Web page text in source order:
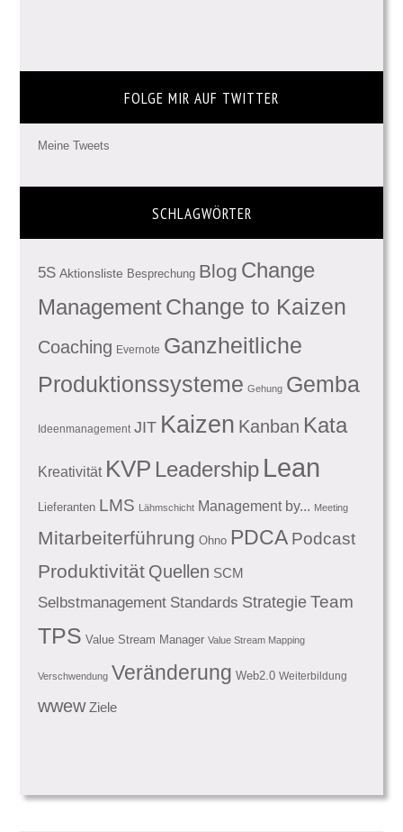
FOLGE MIR AUF TWITTER
Meine Tweets
SCHLAGWÖRTER
5S Aktionsliste Besprechung Blog Change
ManagementChange to Kaizen
Coaching Evernote Ganzheitliche
Produktionssysteme Gehung Gemba
Ideenmanagement JIT Kaizen Kanban Kata
Kreativität KVP Leadership Lean
Lieferanten LMS Lähmschicht Management by... Meeting
Mitarbeiterführung Ohno PDCA Podcast
Produktivität Quellen SCM
Selbstmanagement Standards Strategie Team
TPS Value Stream Manager Value Stream Mapping
Verschwendung Veränderung Web2.0 Weiterbildung
wwew Ziele